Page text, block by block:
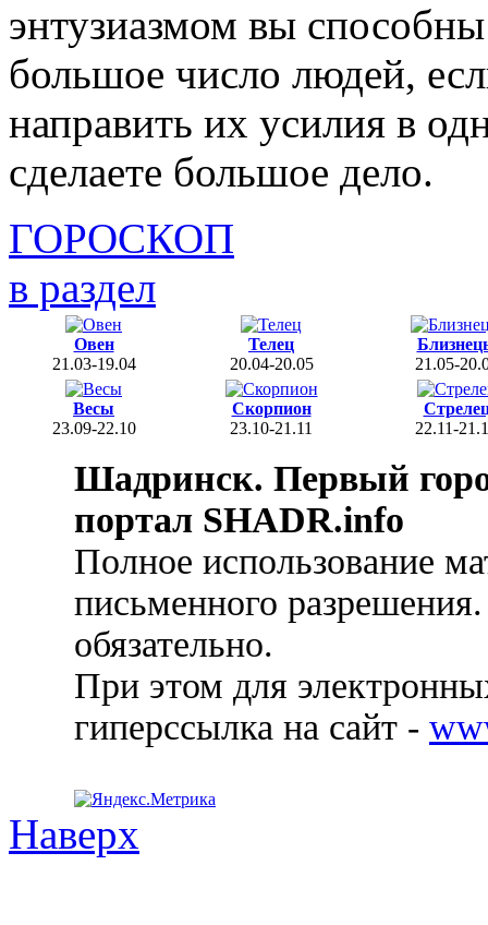
энтузиазмом вы способны
большое число людей,
направить их усилия в
сделаете большое дело.
ГОРОСКОП
в раздел
Овен
21.03-19.04
Телец
20.04-20.05
21.05-
Весы
23.09-22.10
Скорпион
23.10-21.11
22.11-
Шадринск. Первый
портал SHADR.info
Полное использование
письменного
обязательно.
При этом для
гиперссылка на сайт -
Наверх